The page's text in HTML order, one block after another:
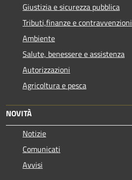
Giustizia e sicurezza pubblica
Tributi,finanze e contravvenzioni
Ambiente
Salute, benessere e assistenza
Autorizzazioni
Agricoltura e pesca
NOVITÀ
Notizie
Comunicati
Avvisi